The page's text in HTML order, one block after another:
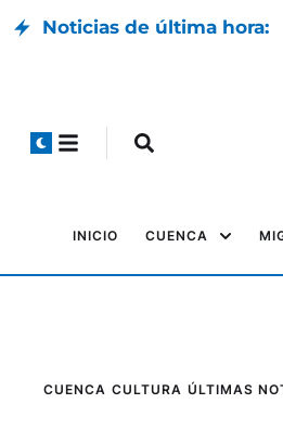
Noticias de última hora:
INICIO CUENCA
CUENCA CULTURA ÚLTIMAS